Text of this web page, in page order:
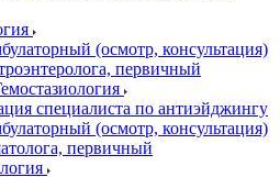
(осмотр, консультация)
первичный
специалиста по антиэйджингу
(осмотр, консультация)
первичный